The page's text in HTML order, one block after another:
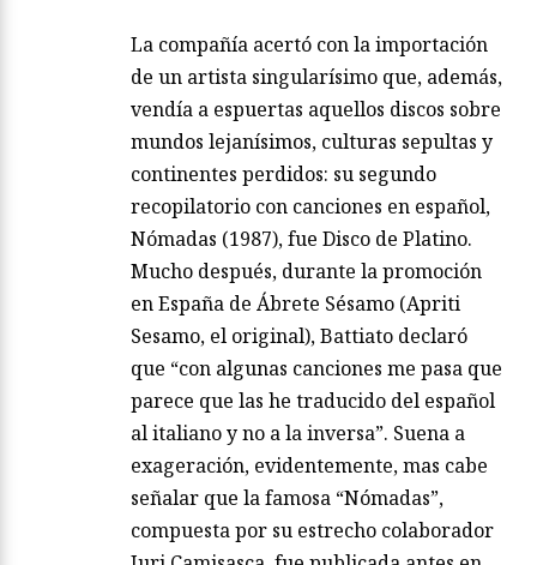
La compañía acertó con la importación
de un artista singularísimo que, además,
vendía a espuertas aquellos discos sobre
mundos lejanísimos, culturas sepultas y
continentes perdidos: su segundo
recopilatorio con canciones en español,
Nómadas (1987), fue Disco de Platino.
Mucho después, durante la promoción
en España de Ábrete Sésamo (Apriti
Sesamo, el original), Battiato declaró
que “con algunas canciones me pasa que
parece que las he traducido del español
al italiano y no a la inversa”. Suena a
exageración, evidentemente, mas cabe
señalar que la famosa “Nómadas”,
compuesta por su estrecho colaborador